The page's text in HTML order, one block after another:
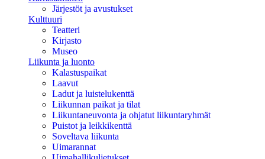
Järjestöt ja avustukset
Kulttuuri
Teatteri
Kirjasto
Museo
Liikunta ja luonto
Kalastuspaikat
Laavut
Ladut ja luistelukenttä
Liikunnan paikat ja tilat
Liikuntaneuvonta ja ohjatut liikuntaryhmät
Puistot ja leikkikenttä
Soveltava liikunta
Uimarannat